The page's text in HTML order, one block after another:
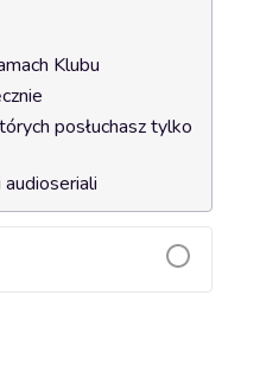
Klubu
posłuchasz tylko